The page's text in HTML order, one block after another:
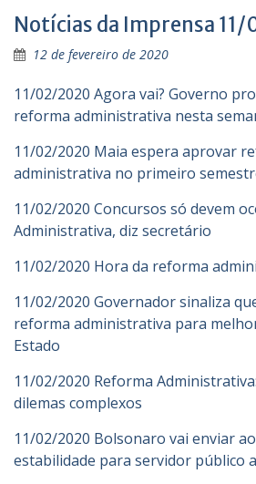
Notícias da Imprensa
12 de fevereiro de 2020
11/02/2020 Agora vai? Governo
reforma administrativa nesta
11/02/2020 Maia espera aprovar
administrativa no primeiro
11/02/2020 Concursos só devem
Administrativa, diz secretário
11/02/2020 Hora da reforma
11/02/2020 Governador sinaliza
reforma administrativa para
Estado
11/02/2020 Reforma
dilemas complexos
11/02/2020 Bolsonaro vai enviar
estabilidade para servidor público